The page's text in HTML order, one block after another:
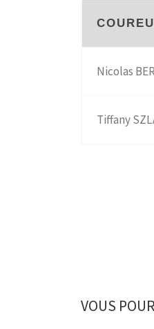
Nicolas
Tiffany
VOUS